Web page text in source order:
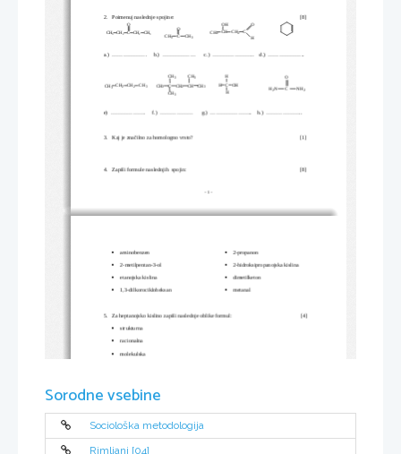
2. Poimenuj naslednje spojine: [8]
a.)  ...................     b.)  ..................      c.)  .......................    d.)  ....................
e)  ...................     f.)  ..................      g.)  .......................    h.)  ....................
3. Kaj je značilno za homologno vrsto? [1]
4. Zapiši formule naslednjih  spojin: [8]
- 1 -
CH3 CH CH2 C
O
H
OH
CH3
CH3 C
O
CH3 CH2
C
O
CH3
CH 2
C
O
NH2
H2N
C
H
H
H
OH
CH
CH CH3
CH
CH3 CH2 CH
C
CH3 CH2 CH2 CH
 aminobenzen
 2-metilpentan-3-ol
 etanojska kislina
 1,3-dilkorocikloheksan
 2-propanon
 2-hidroksipropanojska kislina
 dimetilketon
 metanal
5. Za heptanojsko kislino zapiši naslednje oblike formul: [4]
 strukturna
 racionalna
 molekulska
katera snov je organska in katera anorganska? Kateri dve kristalinični snovi si uporabil pri
laboratorijski vaji v šoli?
Sorodne vsebine
Sociološka metodologija
Rimljani [04]